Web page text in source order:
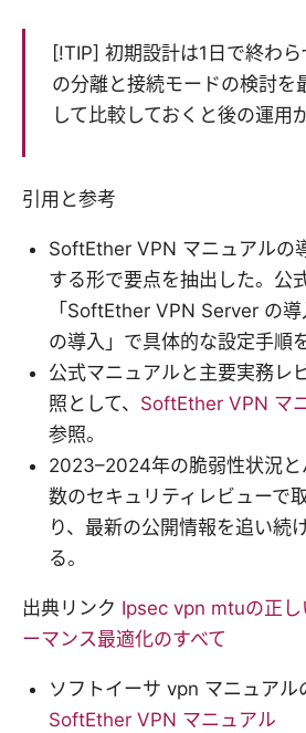
[!TIP] 初期設計は1日で終わ
の分離と接続モードの検討を
して比較しておくと後の運用
引用と参考
SoftEther VPN マニュアルの
する形で要点を抽出した。公
「SoftEther VPN Server の
の導入」で具体的な設定手順
公式マニュアルと主要実務レ
照として、 SoftEther VPN マ
参照。
2023–2024年の脆弱性状況
数のセキュリティレビューで
り、最新の公開情報を追い続
る。
出典リンク Ipsec vpn mtuの正し
ーマンス最適化のすべて
ソフトイーサ vpn マニュアル
SoftEther VPN マニュアル